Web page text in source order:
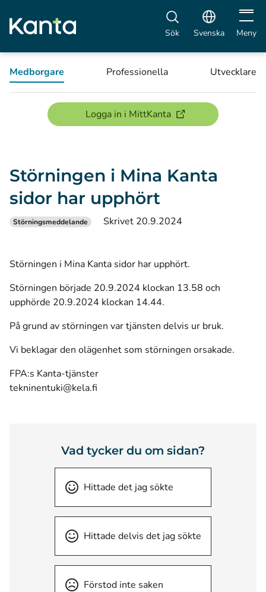
Sök Svenska Öppna
Meny
Medborgare Professionella Utvecklare
Logga in i MittKanta(öppnas i ett nytt
Störningen i Mina Kanta
sidor har upphört
Störningsmeddelande Skrivet 20.9.2024
Störningen i Mina Kanta sidor har upphört.
Störningen började 20.9.2024 klockan 13.58 och
upphörde 20.9.2024 klockan 14.44.
På grund av störningen var tjänsten delvis ur bruk.
Vi beklagar den olägenhet som störningen orsakade.
FPA:s Kanta-tjänster
tekninentuki@kela.fi
Vad tycker du om sidan?
Hittade det jag sökte
Hittade delvis det jag sökte
Förstod inte saken